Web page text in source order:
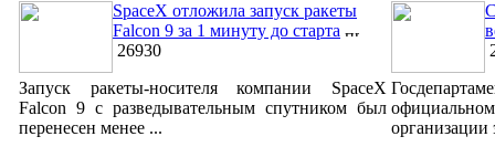
SpaceX отложила запуск ракеты
Falcon 9 за 1 минуту до старта
26930
Запуск ракеты-носителя компании SpaceX
Falcon 9 с разведывательным спутником был
перенесен менее ...
организации